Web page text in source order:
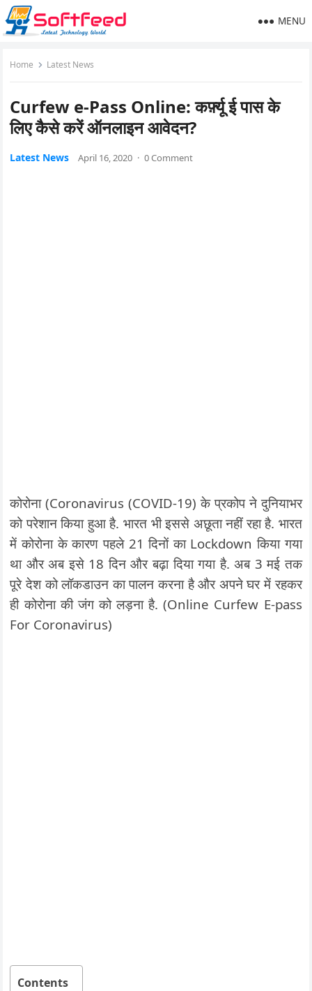
MENU
Home Latest News
Curfew e-Pass Online: कर्फ़्यू ई पास के
लिए कैसे करें ऑनलाइन आवेदन?
Latest News April 16, 2020 · 0 Comment
कोरोना (Coronavirus (COVID-19) के प्रकोप ने दुनियाभर
को परेशान किया हुआ है. भारत भी इससे अछूता नहीं रहा है. भारत
में कोरोना के कारण पहले 21 दिनों का Lockdown किया गया
था और अब इसे 18 दिन और बढ़ा दिया गया है. अब 3 मई तक
पूरे देश को लॉकडाउन का पालन करना है और अपने घर में रहकर
ही कोरोना की जंग को लड़ना है. (Online Curfew E-pass
For Coronavirus)
Contents